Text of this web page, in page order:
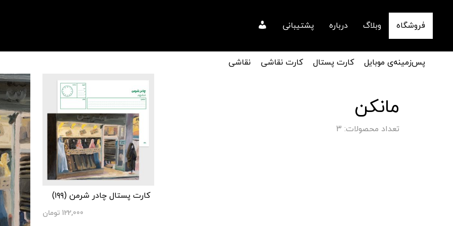
فروشگاه وبلاگ درباره پشتیبانی
پس‌زمینه‌ی موبایل کارت پستال کارت نقاشی نقاشی
مانکن
تعداد محصولات: 3
کارت پستال چادر شرمن (۱۹۹)
122,000 تومان